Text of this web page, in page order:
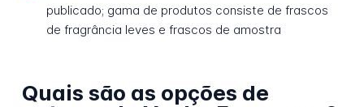
publicado; gama de produtos consiste de frascos
de fragrância leves e frascos de amostra
Quais são as opções de